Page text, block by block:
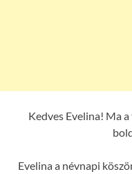
Kedves Evelina! Ma
Evelina a névnapi